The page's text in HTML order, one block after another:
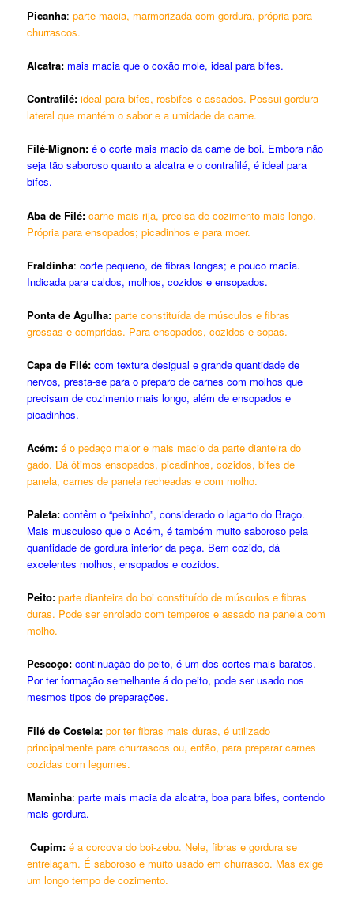
Picanha: parte macia, marmorizada com gordura, própria para
churrascos.
Alcatra: mais macia que o coxão mole, ideal para bifes.
Contrafilé: ideal para bifes, rosbifes e assados. Possui gordura
lateral que mantém o sabor e a umidade da carne.
Filé-Mignon: é o corte mais macio da carne de boi. Embora não
seja tão saboroso quanto a alcatra e o contrafilé, é ideal para
bifes.
Aba de Filé: carne mais rija, precisa de cozimento mais longo.
Própria para ensopados; picadinhos e para moer.
Fraldinha: corte pequeno, de fibras longas; e pouco macia.
Indicada para caldos, molhos, cozidos e ensopados.
Ponta de Agulha: parte constituída de músculos e fibras
grossas e compridas. Para ensopados, cozidos e sopas.
Capa de Filé: com textura desigual e grande quantidade de
nervos, presta-se para o preparo de carnes com molhos que
precisam de cozimento mais longo, além de ensopados e
picadinhos.
Acém: é o pedaço maior e mais macio da parte dianteira do
gado. Dá ótimos ensopados, picadinhos, cozidos, bifes de
panela, carnes de panela recheadas e com molho.
Paleta: contêm o “peixinho”, considerado o lagarto do Braço.
Mais musculoso que o Acém, é também muito saboroso pela
quantidade de gordura interior da peça. Bem cozido, dá
excelentes molhos, ensopados e cozidos.
Peito: parte dianteira do boi constituído de músculos e fibras
duras. Pode ser enrolado com temperos e assado na panela com
molho.
Pescoço: continuação do peito, é um dos cortes mais baratos.
Por ter formação semelhante á do peito, pode ser usado nos
mesmos tipos de preparações.
Filé de Costela: por ter fibras mais duras, é utilizado
principalmente para churrascos ou, então, para preparar carnes
cozidas com legumes.
Maminha: parte mais macia da alcatra, boa para bifes, contendo
mais gordura.
Cupim: é a corcova do boi-zebu. Nele, fibras e gordura se
entrelaçam. É saboroso e muito usado em churrasco. Mas exige
um longo tempo de cozimento.